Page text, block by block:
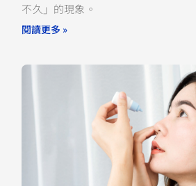
不久」的現象。
閱讀更多 »